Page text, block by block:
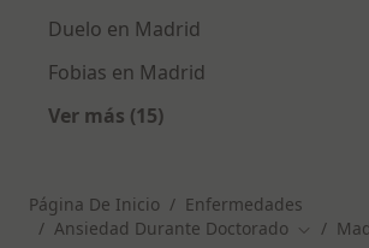
Duelo en Madrid
Fobias en Madrid
Ver más (15)
Página De Inicio
Enfermedades
Ansiedad Durante Doctorado Cambiar